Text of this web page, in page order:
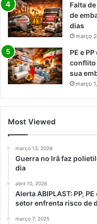
Falta
de
dias
março
PE e
conflito
sua
março
Most Viewed
março 13, 2026
Guerra no Irã faz
dia
abril 10, 2026
Alerta ABIPLAST: PP,
setor enfrenta risco de
março 7, 2025